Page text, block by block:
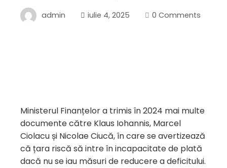
admin iulie 4, 2025 0 Comments
Ministerul Finanțelor a trimis în 2024 mai multe
documente către Klaus Iohannis, Marcel
Ciolacu și Nicolae Ciucă, în care se avertizează
că țara riscă să intre în incapacitate de plată
dacă nu se iau măsuri de reducere a deficitului.